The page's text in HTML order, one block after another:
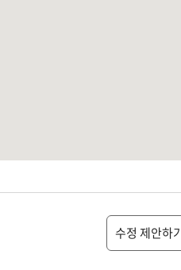
수정 제안하